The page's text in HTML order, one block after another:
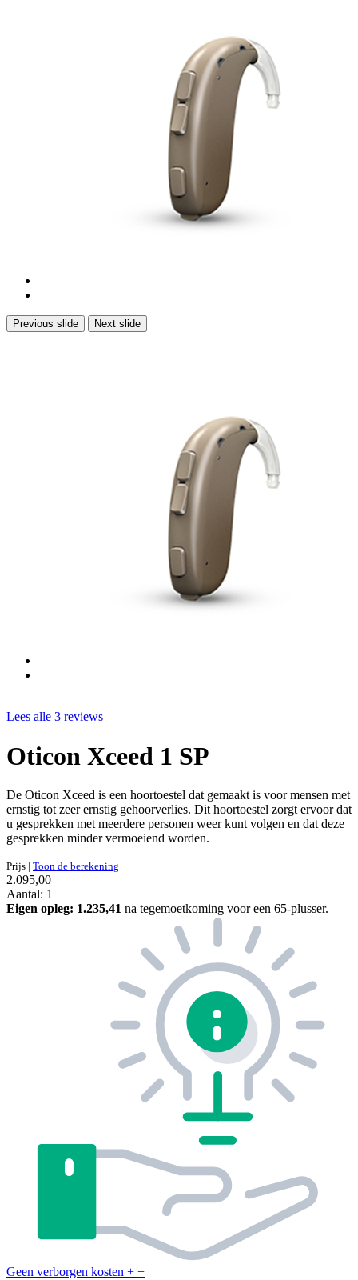
Previous slide Next slide
Lees alle 3 reviews
Oticon Xceed 1 SP
De Oticon Xceed is een hoortoestel dat gemaakt is voor mensen met
ernstig tot zeer ernstig gehoorverlies. Dit hoortoestel zorgt ervoor dat
u gesprekken met meerdere personen weer kunt volgen en dat deze
gesprekken minder vermoeiend worden.
Prijs | Toon de berekening
2.095,00
Aantal: 1
Eigen opleg: 1.235,41 na tegemoetkoming voor een 65-plusser.
Geen verborgen kosten + −